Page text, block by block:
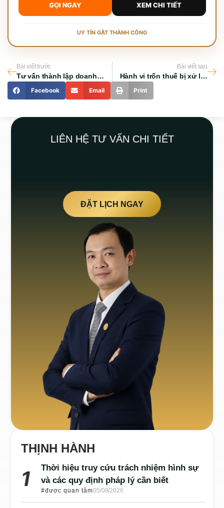
GỌI NGAY XEM CHI TIẾT
UY TÍN GẶT THÀNH CÔNG
Bài viết trước
Tư vấn thành lập doanh nghiệp tại TPHCM: Những lưu ý pháp lý quan trọng
Bài viết sau
Hành vi trốn thuế bị xử lý hình sự: Quy định và các mức phạt cần biết
Facebook Email Print
LIÊN HỆ TƯ VẤN CHI TIẾT
ĐẶT LỊCH NGAY
THỊNH HÀNH
Thời hiệu truy cứu trách nhiệm hình sự
và các quy định pháp lý cần biết
#được quan tâm05/08/2026